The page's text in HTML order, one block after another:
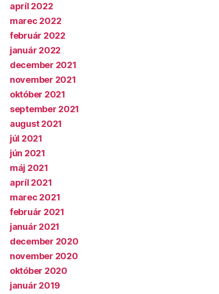
apríl 2022
marec 2022
február 2022
január 2022
december 2021
november 2021
október 2021
september 2021
august 2021
júl 2021
jún 2021
máj 2021
apríl 2021
marec 2021
február 2021
január 2021
december 2020
november 2020
október 2020
január 2019